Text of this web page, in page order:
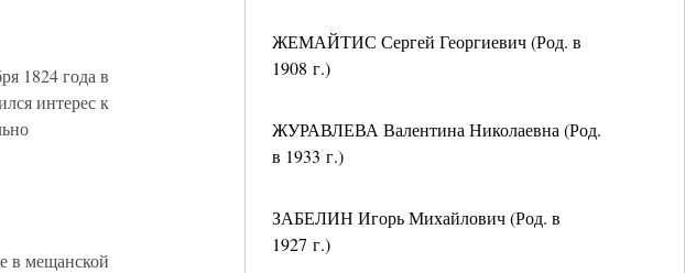
ЖЕМАЙТИС Сергей Георгиевич (Род. в
1908 г.)
ЖУРАВЛЕВА Валентина Николаевна (Род.
в 1933 г.)
ЗАБЕЛИН Игорь Михайлович (Род. в
1927 г.)
1824 года в
интерес к
в мещанской